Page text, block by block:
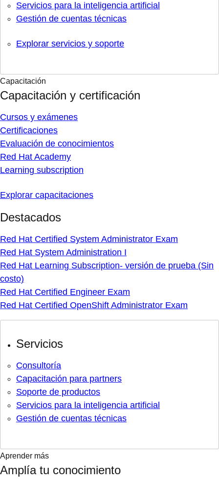
Servicios para la inteligencia artificial
Gestión de cuentas técnicas
Explorar servicios y soporte
Capacitación
Capacitación y certificación
Cursos y exámenes
Certificaciones
Evaluación de conocimientos
Red Hat Academy
Learning subscription
Explorar capacitaciones
Destacados
Red Hat Certified System Administrator Exam
Red Hat System Administration I
Red Hat Learning Subscription- versión de prueba (Sin
costo)
Red Hat Certified Engineer Exam
Red Hat Certified OpenShift Administrator Exam
Servicios
Consultoría
Capacitación para partners
Soporte de productos
Servicios para la inteligencia artificial
Gestión de cuentas técnicas
Aprender más
Amplía tu conocimiento